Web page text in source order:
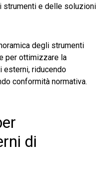
strumenti e delle soluzioni
degli strumenti
per ottimizzare la
riducendo
conformità normativa.
di